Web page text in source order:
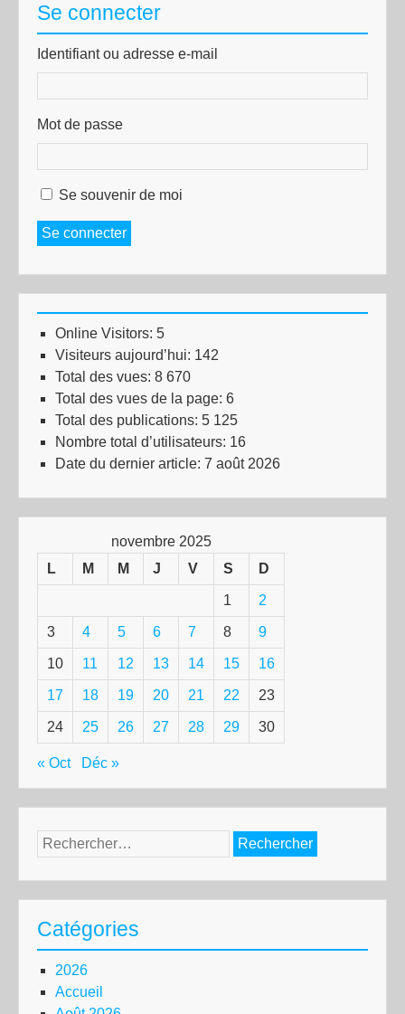
Se connecter
Identifiant ou adresse e-mail
Mot de passe
Se souvenir de moi
Se connecter
Online Visitors: 5
Visiteurs aujourd’hui: 142
Total des vues: 8 670
Total des vues de la page: 6
Total des publications: 5 125
Nombre total d’utilisateurs: 16
Date du dernier article: 7 août 2026
novembre 2025
L
M M J V S D
1 2
3 4 5 6 7 8 9
10 11 12 13 14 15 16
17 18 19 20 21 22 23
24 25 26 27 28 29 30
« Oct Déc »
Rechercher :
Catégories
2026
Accueil